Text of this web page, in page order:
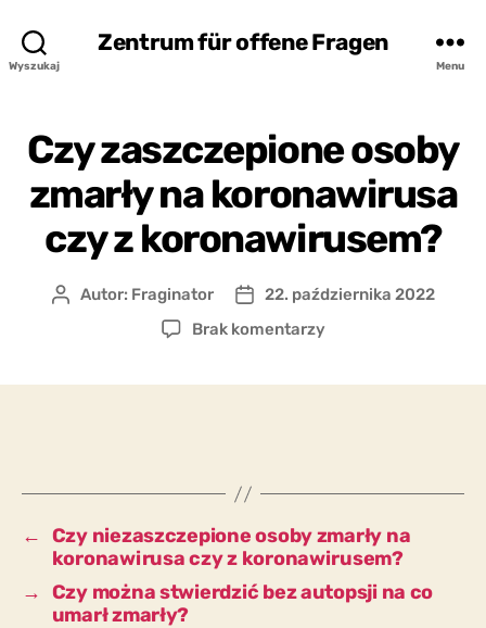
Wyszukaj
Zentrum für offene Fragen
Menu
Czy zaszczepione osoby
zmarły na koronawirusa
czy z koronawirusem?
AutorAutor: Fraginator
Data
wpisu
22. października 2022
Brak komentarzydo
czy
koronawirusem?
← Czy niezaszczepione osoby zmarły na
koronawirusa czy z koronawirusem?
→ Czy można stwierdzić bez autopsji na co
umarł zmarły?